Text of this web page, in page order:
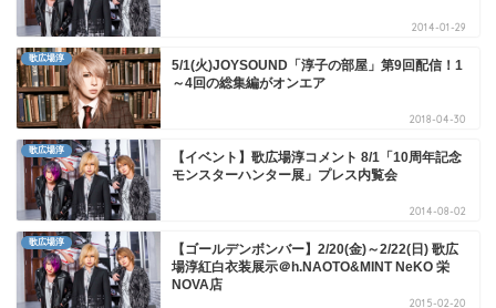
2014-01-29
歌広場淳
5/1(火)JOYSOUND「淳子の部屋」第9回配信！1
～4回の総集編がオンエア
2018-04-30
歌広場淳
【イベント】歌広場淳コメント 8/1「10周年記念
モンスターハンター展」プレス内覧会
2014-08-02
歌広場淳
【ゴールデンボンバー】2/20(金)～2/22(日) 歌広
場淳紅白衣装展示＠h.NAOTO&MINT NeKO 栄
NOVA店
2015-02-20